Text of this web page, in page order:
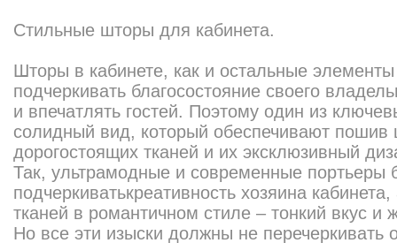
Стильные шторы для кабинета.
Шторы в кабинете, как и остальные
подчеркивать благосостояние своего
и впечатлять гостей. Поэтому один из
солидный вид, который обеспечивают пошив
дорогостоящих тканей и их эксклюзивный
Так, ультрамодные и современные портьеры
подчеркиватькреативность хозяина
тканей в романтичном стиле – тонкий вкус и
Но все эти изыски должны не